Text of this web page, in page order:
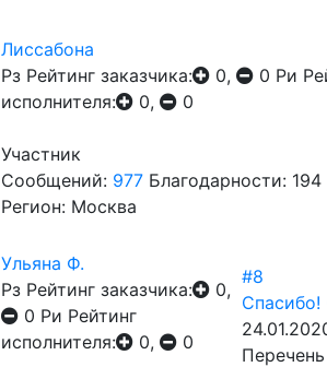
Лиссабона
Рз Рейтинг заказчика: 0, 0 Ри
исполнителя:
0, 0
Участник
Сообщений: 977 Благодарности: 194
Регион: Москва
Ульяна Ф.
Рз Рейтинг заказчика:
0,
0 Ри Рейтинг
исполнителя:
0, 0
#8
Спасибо!